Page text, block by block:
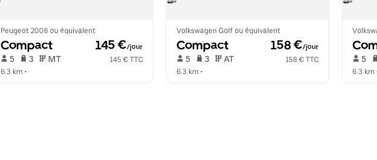
Peugeot 2008 ou équivalent
Compact 145 €/jour
5 3 MT
145 € TTC
6.3 km •
Volkswagen Golf ou équivalent
Compact 158 €/jour
5 3 AT
158 € TTC
6.3 km •
5
6.3 km